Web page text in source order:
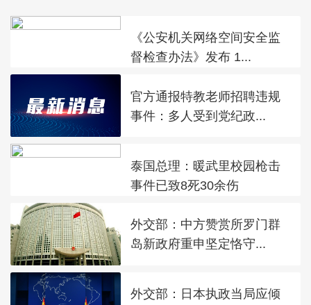
《公安机关网络空间安全监
督检查办法》发布 1...
官方通报特教老师招聘违规
事件：多人受到党纪政...
泰国总理：暖武里校园枪击
事件已致8死30余伤
外交部：中方赞赏所罗门群
岛新政府重申坚定恪守...
外交部：日本执政当局应倾